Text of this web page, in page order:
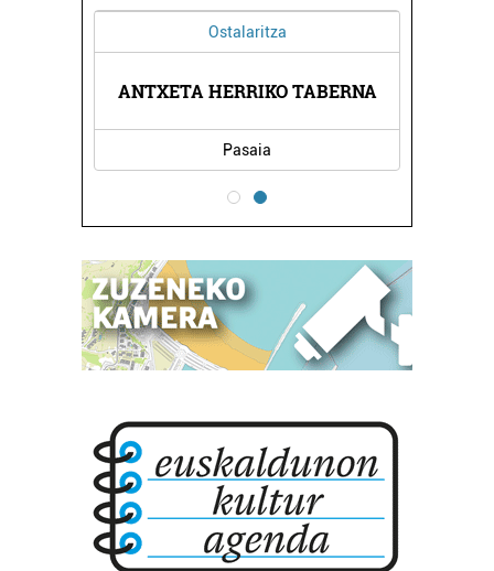
Ostalaritza
ANTXETA HERRIKO TABERNA
Pasaia